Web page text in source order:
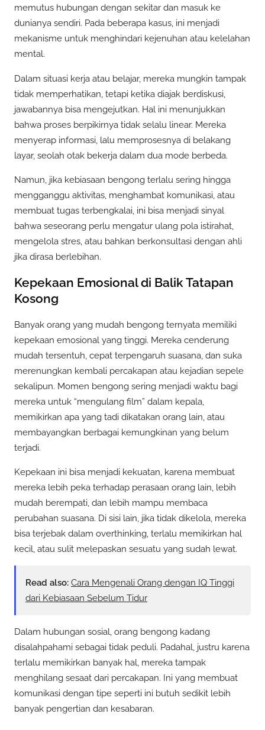
memutus hubungan dengan sekitar dan masuk ke
dunianya sendiri. Pada beberapa kasus, ini menjadi
mekanisme untuk menghindari kejenuhan atau kelelahan
mental.
Dalam situasi kerja atau belajar, mereka mungkin tampak
tidak memperhatikan, tetapi ketika diajak berdiskusi,
jawabannya bisa mengejutkan. Hal ini menunjukkan
bahwa proses berpikirnya tidak selalu linear. Mereka
menyerap informasi, lalu memprosesnya di belakang
layar, seolah otak bekerja dalam dua mode berbeda.
Namun, jika kebiasaan bengong terlalu sering hingga
mengganggu aktivitas, menghambat komunikasi, atau
membuat tugas terbengkalai, ini bisa menjadi sinyal
bahwa seseorang perlu mengatur ulang pola istirahat,
mengelola stres, atau bahkan berkonsultasi dengan ahli
jika dirasa berlebihan.
Kepekaan Emosional di Balik Tatapan
Kosong
Banyak orang yang mudah bengong ternyata memiliki
kepekaan emosional yang tinggi. Mereka cenderung
mudah tersentuh, cepat terpengaruh suasana, dan suka
merenungkan kembali percakapan atau kejadian sepele
sekalipun. Momen bengong sering menjadi waktu bagi
mereka untuk “mengulang film” dalam kepala,
memikirkan apa yang tadi dikatakan orang lain, atau
membayangkan berbagai kemungkinan yang belum
terjadi.
Kepekaan ini bisa menjadi kekuatan, karena membuat
mereka lebih peka terhadap perasaan orang lain, lebih
mudah berempati, dan lebih mampu membaca
perubahan suasana. Di sisi lain, jika tidak dikelola, mereka
bisa terjebak dalam overthinking, terlalu memikirkan hal
kecil, atau sulit melepaskan sesuatu yang sudah lewat.
Read also: Cara Mengenali Orang dengan IQ Tinggi
dari Kebiasaan Sebelum Tidur
Dalam hubungan sosial, orang bengong kadang
disalahpahami sebagai tidak peduli. Padahal, justru karena
terlalu memikirkan banyak hal, mereka tampak
menghilang sesaat dari percakapan. Ini yang membuat
komunikasi dengan tipe seperti ini butuh sedikit lebih
banyak pengertian dan kesabaran.